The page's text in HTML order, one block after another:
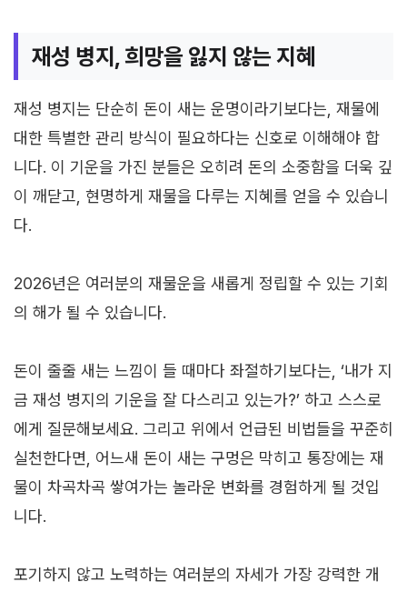
재성 병지, 희망을 잃지 않는 지혜
재성 병지는 단순히 돈이 새는 운명이라기보다는, 재물에
대한 특별한 관리 방식이 필요하다는 신호로 이해해야 합
니다. 이 기운을 가진 분들은 오히려 돈의 소중함을 더욱 깊
이 깨닫고, 현명하게 재물을 다루는 지혜를 얻을 수 있습니
다.
2026년은 여러분의 재물운을 새롭게 정립할 수 있는 기회
의 해가 될 수 있습니다.
돈이 줄줄 새는 느낌이 들 때마다 좌절하기보다는, ‘내가 지
금 재성 병지의 기운을 잘 다스리고 있는가?’ 하고 스스로
에게 질문해보세요. 그리고 위에서 언급된 비법들을 꾸준히
실천한다면, 어느새 돈이 새는 구멍은 막히고 통장에는 재
물이 차곡차곡 쌓여가는 놀라운 변화를 경험하게 될 것입
니다.
포기하지 않고 노력하는 여러분의 자세가 가장 강력한 개